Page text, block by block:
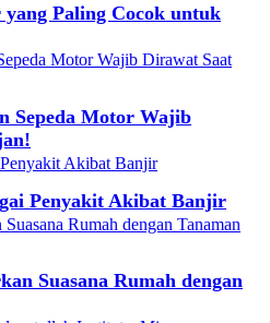
Paling Cocok untuk
Sepeda Motor Wajib
Penyakit Akibat Banjir
Suasana Rumah dengan